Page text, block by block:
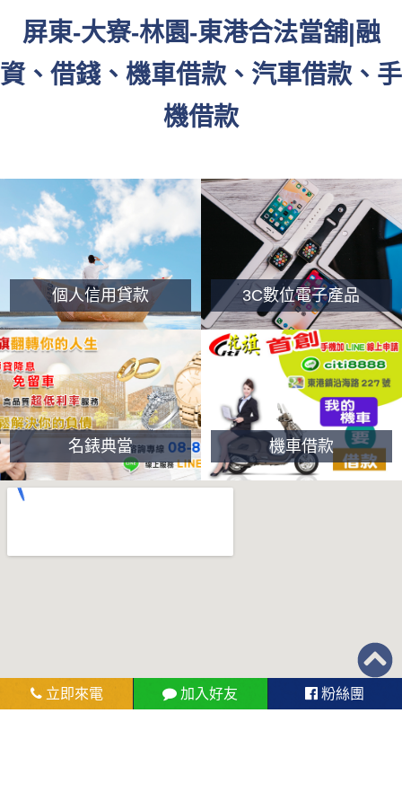
屏東-大寮-林園-東港合法當舖|融
資、借錢、機車借款、汽車借款、手
機借款
個人信用貸款 3C數位電子產品
名錶典當 機車借款
立即來電 加入好友 粉絲團